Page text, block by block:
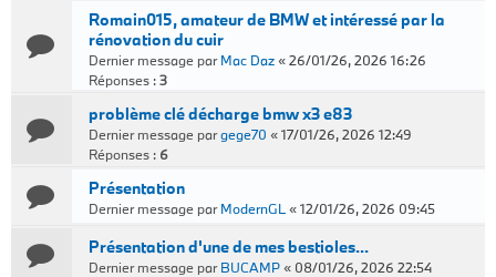
Romain015, amateur de BMW et intéressé par la
rénovation du cuir
Dernier message parMac Daz«26/01/26, 2026 16:26
Réponses :3
problème clé décharge bmw x3 e83
Dernier message pargege70 «17/01/26, 2026 12:49
Réponses : 6
Présentation
Dernier message parModernGL «12/01/26, 2026 09:45
Présentation d'une de mes bestioles...
Dernier message parBUCAMP« 08/01/26, 2026 22:54